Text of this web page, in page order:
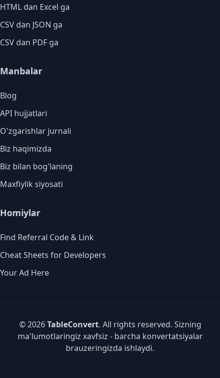
HTML dan Excel ga
CSV dan JSON ga
CSV dan PDF ga
Manbalar
Blog
API hujjatlari
O'zgarishlar jurnali
Biz haqimizda
Biz bilan bog'laning
Maxfiylik siyosati
Homiylar
Find Referral Code & Link
Cheat Sheets for Developers
Your Ad Here
© 2026TableConvert. All rights reserved. Sizning
ma'lumotlaringiz xavfsiz - barcha konvertatsiyalar
brauzeringizda ishlaydi.